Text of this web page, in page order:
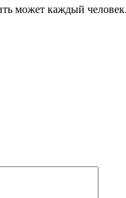
может каждый